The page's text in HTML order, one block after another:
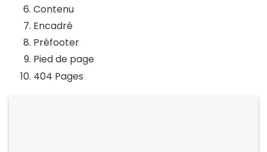
Contenu
Encadré
Préfooter
Pied de page
404 Pages